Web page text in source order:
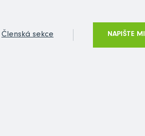
Členská sekce NAPIŠTE MI